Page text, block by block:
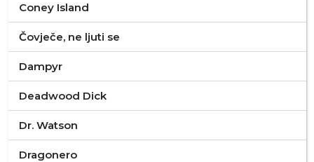
Coney Island
Čovječe, ne ljuti se
Dampyr
Deadwood Dick
Dr. Watson
Dragonero